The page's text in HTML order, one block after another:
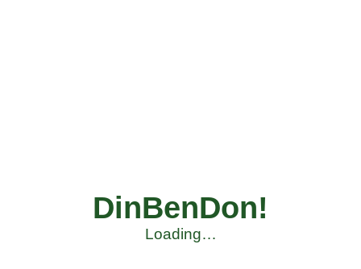
DinBenDon!
Loading…